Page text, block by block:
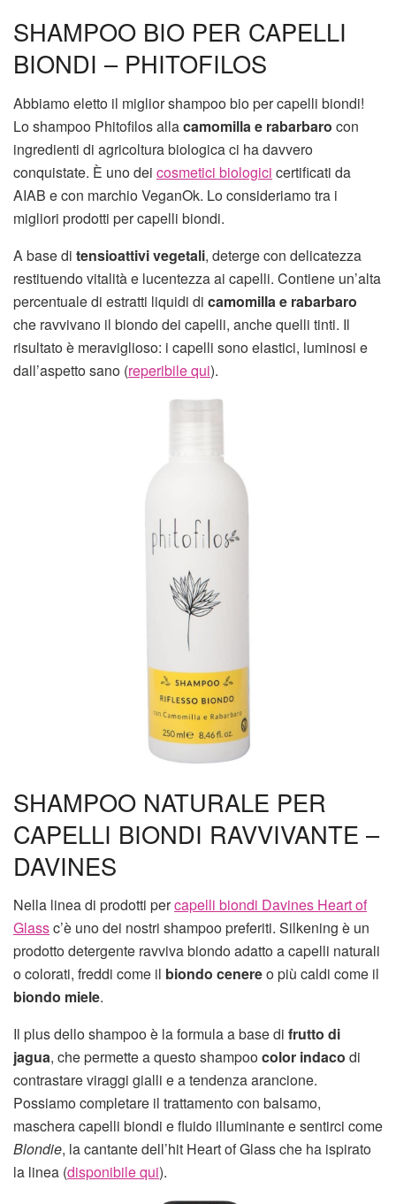
SHAMPOO BIO PER CAPELLI
BIONDI – PHITOFILOS
Abbiamo eletto il miglior shampoo bio per capelli biondi!
Lo shampoo Phitofilos allacamomilla e rabarbaro con
ingredienti di agricoltura biologica ci ha davvero
conquistate. È uno dei cosmetici biologici certificati da
AIAB e con marchio VeganOk. Lo consideriamo tra i
migliori prodotti per capelli biondi.
A base di tensioattivivegetali, deterge con delicatezza
restituendo vitalità e lucentezza ai capelli. Contiene un’alta
percentuale di estratti liquidi di camomilla e rabarbaro
che ravvivano il biondo dei capelli, anche quelli tinti. Il
risultato è meraviglioso: i capelli sono elastici, luminosi e
dall’aspetto sano (reperibile qui).
SHAMPOO NATURALE PER
CAPELLI BIONDI RAVVIVANTE –
DAVINES
Nella linea di prodotti percapelli biondi Davines Heart of
Glassc’è uno dei nostri shampoo preferiti. Silkening è un
prodotto detergente ravviva biondo adatto a capelli naturali
o colorati, freddi come il biondo cenereo più caldi come il
biondo miele.
Il plus dello shampoo è la formula a base di frutto di
jagua, che permette a questo shampoocolor indaco di
contrastare viraggi gialli e a tendenza arancione.
Possiamo completare il trattamento con balsamo,
maschera capelli biondi e fluido illuminante e sentirci come
Blondie, la cantante dell’hit Heart of Glass che ha ispirato
la linea (disponibile qui).